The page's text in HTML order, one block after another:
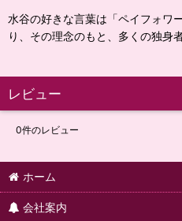
水谷の好きな言葉は「ペイフォワ
り、その理念のもと、多くの独身
レビュー
0件のレビュー
ホーム
会社案内